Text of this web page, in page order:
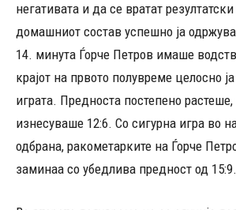
негативата и да се вратат
домашниот состав успешно ја
14. минута Ѓорче Петров имаше
крајот на првото полувреме целосно
играта. Предноста постепено
изнесуваше 12:6. Со сигурна игра во
одбрана, ракометарките на Ѓорче
заминаа со убедлива предност од 15:9.